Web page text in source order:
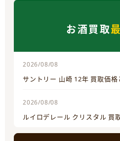
お酒買取
2026/08/08
サントリー 山崎 12年 買取価
2026/08/08
ルイロデレール クリスタル 買